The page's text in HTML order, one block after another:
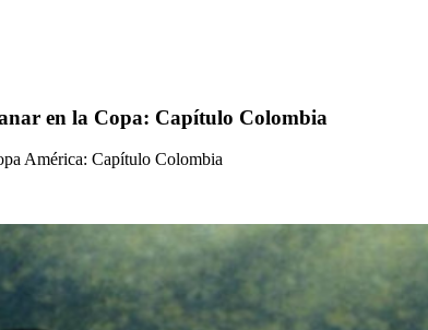
en la Copa: Capítulo Colombia
América: Capítulo Colombia